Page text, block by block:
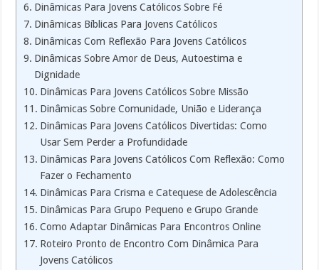
Dinâmicas Para Jovens Católicos Sobre Fé
Dinâmicas Bíblicas Para Jovens Católicos
Dinâmicas Com Reflexão Para Jovens Católicos
Dinâmicas Sobre Amor de Deus, Autoestima e
Dignidade
Dinâmicas Para Jovens Católicos Sobre Missão
Dinâmicas Sobre Comunidade, União e Liderança
Dinâmicas Para Jovens Católicos Divertidas: Como
Usar Sem Perder a Profundidade
Dinâmicas Para Jovens Católicos Com Reflexão: Como
Fazer o Fechamento
Dinâmicas Para Crisma e Catequese de Adolescência
Dinâmicas Para Grupo Pequeno e Grupo Grande
Como Adaptar Dinâmicas Para Encontros Online
Roteiro Pronto de Encontro Com Dinâmica Para
Jovens Católicos